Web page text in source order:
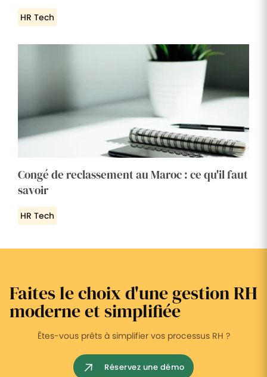
HR Tech
Congé de reclassement au Maroc : ce qu'il faut
savoir
HR Tech
Faites le choix d'une gestion RH
moderne et simplifiée
Êtes-vous prêts à simplifier vos processus RH ?
Réservez une démo